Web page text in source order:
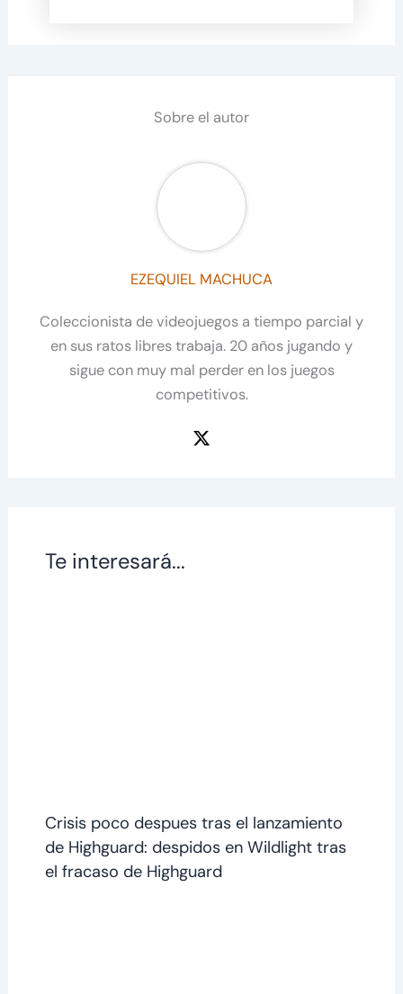
Sobre el autor
EZEQUIEL MACHUCA
Coleccionista de videojuegos a tiempo parcial y
en sus ratos libres trabaja. 20 años jugando y
sigue con muy mal perder en los juegos
competitivos.
Te interesará...
Crisis poco despues tras el lanzamiento
de Highguard: despidos en Wildlight tras
el fracaso de Highguard